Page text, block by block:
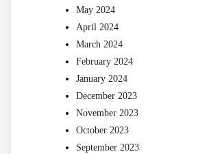
May 2024
April 2024
March 2024
February 2024
January 2024
December 2023
November 2023
October 2023
September 2023